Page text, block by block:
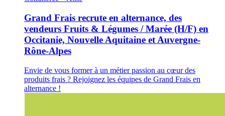
Grand Frais recrute en alternance, des
vendeurs Fruits & Légumes / Marée (H/F) en
Occitanie, Nouvelle Aquitaine et Auvergne-
Rône-Alpes
Envie de vous former à un métier passion au cœur des
produits frais ? Rejoignez les équipes de Grand Frais en
alternance !